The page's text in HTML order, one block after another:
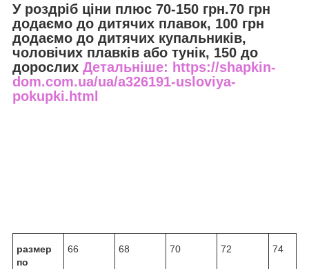
У роздріб ціни плюс 70-150 грн.70 грн
додаємо до дитячих плавок, 100 грн
додаємо до дитячих купальників,
чоловічих плавків або тунік, 150 до
дорослих Детальніше: https://shapkin-
dom.com.ua/ua/a326191-usloviya-
pokupki.html
размер
по
66 68 70 72 74